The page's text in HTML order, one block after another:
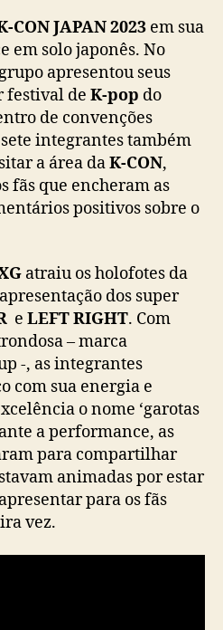
m
p
e
r
f
o
r
m
a
n
i
n
e
s
q
u
e
c
e
l
n
CON JAPAN 2023 em sua
solo japonês. No
apresentou seus
festival de K-pop do
de convenções
sete integrantes também
a área daK-CON,
fãs que encheram as
positivos sobre o
atraiu os holofotes da
dos super
e LEFT RIGHT. Com
– marca
-, as integrantes
com sua energia e
o nome ‘garotas
a performance, as
para compartilhar
animadas por estar
para os fãs
vez.